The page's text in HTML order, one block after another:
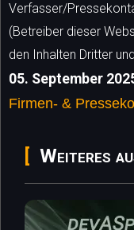
Verfasser/
(Betreiber dieser
den Inhalten Dritter
05. September
Firmen- &
Weiteres